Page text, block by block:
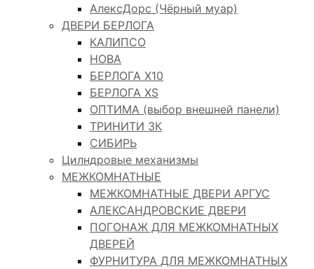
АлексДорс (Чёрный муар)
ДВЕРИ БЕРЛОГА
КАЛИПСО
НОВА
БЕРЛОГА Х10
БЕРЛОГА XS
ОПТИМА (выбор внешней панели)
ТРИНИТИ 3К
СИБИРЬ
Цилндровые механизмы
МЕЖКОМНАТНЫЕ
МЕЖКОМНАТНЫЕ ДВЕРИ АРГУС
АЛЕКСАНДРОВСКИЕ ДВЕРИ
ПОГОНАЖ ДЛЯ МЕЖКОМНАТНЫХ
ДВЕРЕЙ
ФУРНИТУРА ДЛЯ МЕЖКОМНАТНЫХ